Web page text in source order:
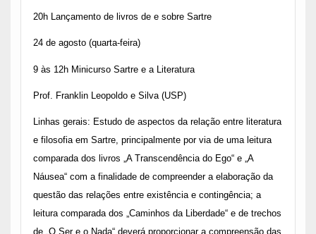
20h Lançamento de livros de e sobre Sartre
24 de agosto (quarta-feira)
9 às 12h Minicurso Sartre e a Literatura
Prof. Franklin Leopoldo e Silva (USP)
Linhas gerais: Estudo de aspectos da relação entre literatura
e filosofia em Sartre, principalmente por via de uma leitura
comparada dos livros „A Transcendência do Ego“ e „A
Náusea“ com a finalidade de compreender a elaboração da
questão das relações entre existência e contingência; a
leitura comparada dos „Caminhos da Liberdade“ e de trechos
de „O Ser e o Nada“ deverá proporcionar a compreensão das